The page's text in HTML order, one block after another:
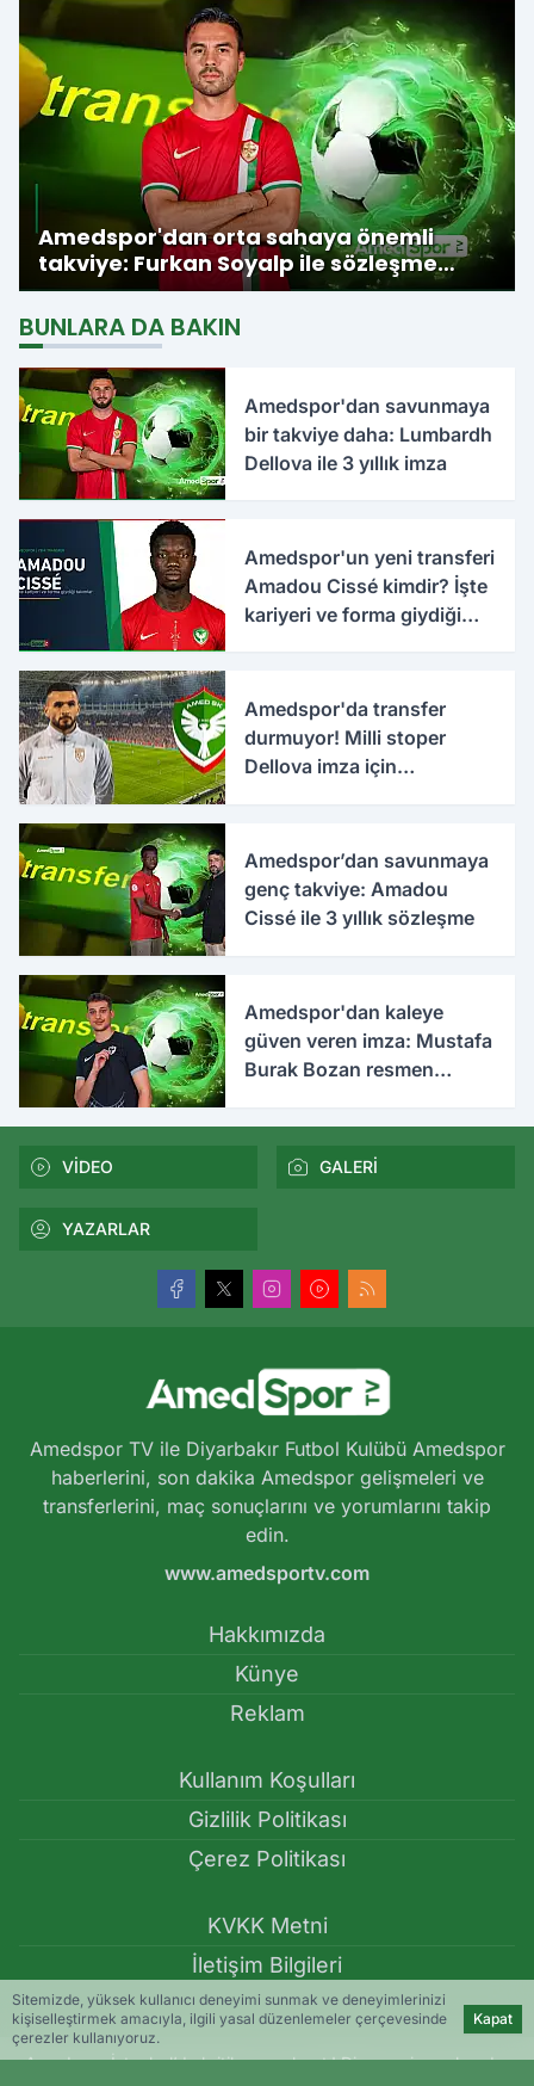
Amedspor'dan orta sahaya önemli
takviye: Furkan Soyalp ile sözleşme
imzalandı
BUNLARA DA BAKIN
Amedspor'dan savunmaya
bir takviye daha: Lumbardh
Dellova ile 3 yıllık imza
Amedspor'un yeni transferi
Amadou Cissé kimdir? İşte
kariyeri ve forma giydiği
Amedspor'da transfer
durmuyor! Milli stoper
Dellova imza için
Amedspor’dan savunmaya
genç takviye: Amadou
Cissé ile 3 yıllık sözleşme
Amedspor'dan kaleye
güven veren imza: Mustafa
Burak Bozan resmen
VİDEO GALERİ
YAZARLAR
Amedspor TV ile Diyarbakır Futbol Kulübü Amedspor
haberlerini, son dakika Amedspor gelişmeleri ve
transferlerini, maç sonuçlarını ve yorumlarını takip
edin.
www.amedsportv.com
Hakkımızda
Künye
Reklam
Kullanım Koşulları
Gizlilik Politikası
Çerez Politikası
KVKK Metni
İletişim Bilgileri
Amedspor İstanbul’da kritik puanı kaptı! Diagne yine sahnede:
Sitemizde, yüksek kullanıcı deneyimi sunmak ve deneyimlerinizi
kişiselleştirmek amacıyla, ilgili yasal düzenlemeler çerçevesinde
çerezler kullanıyoruz.
Kapat